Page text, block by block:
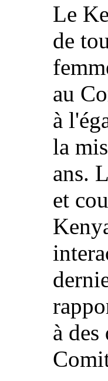
Le
de
au
à
la
ans.
et
à